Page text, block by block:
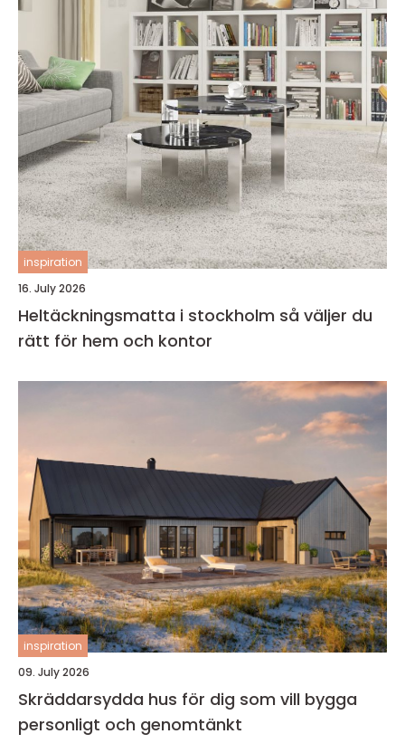
inspiration
16. July 2026
Heltäckningsmatta i stockholm så väljer du
rätt för hem och kontor
inspiration
09. July 2026
Skräddarsydda hus för dig som vill bygga
personligt och genomtänkt